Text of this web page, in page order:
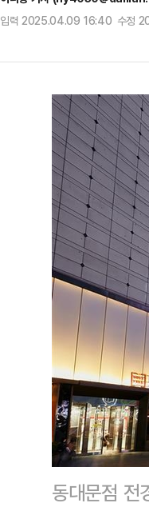
입력 2025.04.09 16:40 수정
동대문점